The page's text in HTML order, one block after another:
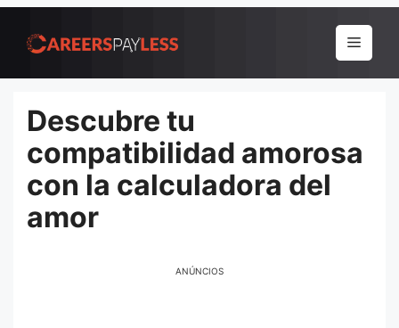
para
conteúdo
Menu
Descubre tu
compatibilidad amorosa
con la calculadora del
amor
ANÚNCIOS